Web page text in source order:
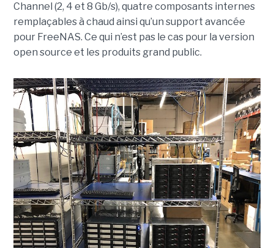
Channel (2, 4 et 8 Gb/s), quatre composants internes
remplaçables à chaud ainsi qu’un support avancée
pour FreeNAS. Ce qui n’est pas le cas pour la version
open source et les produits grand public.